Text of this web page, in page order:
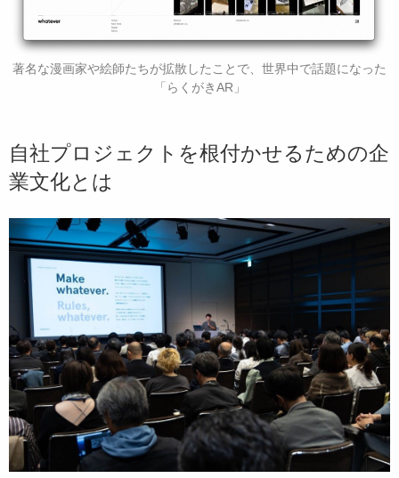
著名な漫画家や絵師たちが拡散したことで、世界中で話題になった
「らくがきAR」
自社プロジェクトを根付かせるための企
業文化とは